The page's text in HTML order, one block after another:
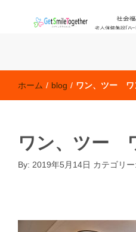
ホーム / blog / ワン、ツー ワ
ワン、ツー
By: 2019年5月14日 カテゴリー: